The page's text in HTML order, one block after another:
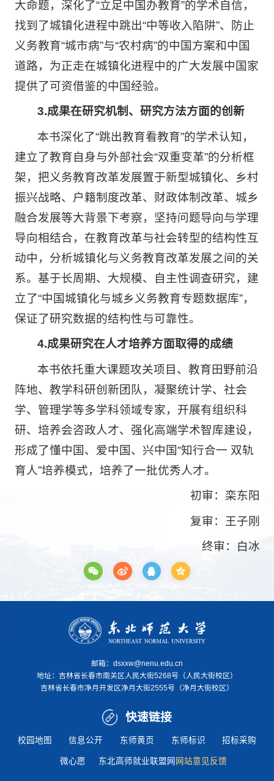
大命题，深化了“立足中国办教育”的学术自信，
找到了城镇化进程中跳出“中等收入陷阱”、防止
义务教育“城市病”与“农村病”的中国方案和中国
道路，为正走在城镇化进程中的广大发展中国家
提供了可资借鉴的中国经验。
3.成果在研究机制、研究方法方面的创新
本书深化了“跳出教育看教育”的学术认知，
建立了教育自身与外部社会“双重变革”的分析框
架，把义务教育改革发展置于新型城镇化、乡村
振兴战略、户籍制度改革、财政体制改革、城乡
融合发展等大背景下考察，坚持问题导向与学理
导向相结合，在教育改革与社会转型的结构性互
动中，分析城镇化与义务教育改革发展之间的关
系。基于长周期、大规模、自主性调查研究，建
立了“中国城镇化与城乡义务教育专题数据库”，
保证了研究数据的结构性与可靠性。
4.成果研究在人才培养方面取得的成绩
本书依托重大课题攻关项目、教育田野前沿
阵地、教学科研创新团队，凝聚统计学、社会
学、管理学等多学科领域专家，开展有组织科
研、培养会咨政人才、强化高端学术智库建设，
形成了懂中国、爱中国、兴中国“知行合一 双轨
育人”培养模式，培养了一批优秀人才。
初审：栾东阳
复审：王子刚
终审：白冰
邮箱：dsxxw@nenu.edu.cn
地址： 吉林省长春市南关区人民大街5268号（人民大街校区）
吉林省长春市净月开发区净月大街2555号（净月大街校区）
快速链接
校园地图 信息公开 东师黄页 东师标识 招标采购
微心愿 东北高师就业联盟网 网站意见反馈